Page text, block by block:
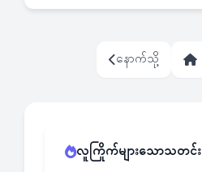
နောက်သို့
လူကြိုက်များသောသတင်း